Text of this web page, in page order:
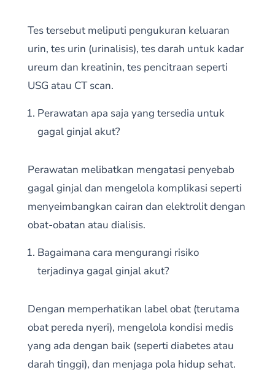
Tes tersebut meliputi pengukuran keluaran
urin, tes urin (urinalisis), tes darah untuk kadar
ureum dan kreatinin, tes pencitraan seperti
USG atau CT scan.
Perawatan apa saja yang tersedia untuk
gagal ginjal akut?
Perawatan melibatkan mengatasi penyebab
gagal ginjal dan mengelola komplikasi seperti
menyeimbangkan cairan dan elektrolit dengan
obat-obatan atau dialisis.
Bagaimana cara mengurangi risiko
terjadinya gagal ginjal akut?
Dengan memperhatikan label obat (terutama
obat pereda nyeri), mengelola kondisi medis
yang ada dengan baik (seperti diabetes atau
darah tinggi), dan menjaga pola hidup sehat.